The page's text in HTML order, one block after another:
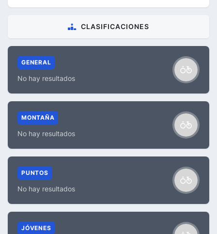
CLASIFICACIONES
GENERAL
No hay resultados
MONTAÑA
No hay resultados
PUNTOS
No hay resultados
JÓVENES